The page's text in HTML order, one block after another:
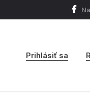
Prihlásiť sa